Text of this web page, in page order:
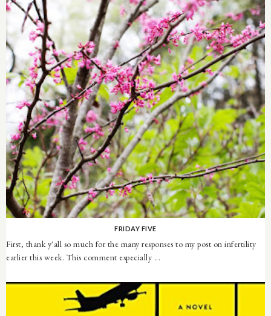
FRIDAY FIVE
First, thank y'all so much for the many responses to my post on infertility
earlier this week. This comment especially ...